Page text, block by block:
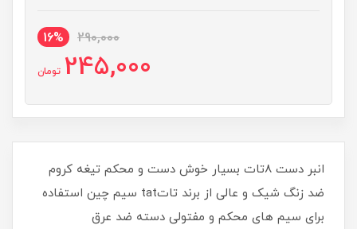
290,000
16%
245,000 تومان
انبر دست 8تات بسیار خوش دست و محکم تیغه کروم
ضد زنگ شیک و عالی از برند تاتtat سیم چین استفاده
برای سیم های محکم و مفتولی دسته ضد عرق